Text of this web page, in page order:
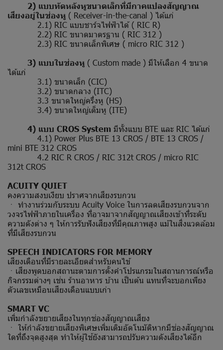
2) แบบทัดหลังหูขนาดเล็กที่มีกาคแปลงสัญญาณ
เสียงอยู่ในช่องหู ( Receiver-in-the-canal ) ได้แก่
2.1) RIC แบบชาร์จไฟฟ้าได้ ( RIC R)
2.2) RIC ขนาดมาตรฐาน ( RIC 312 )
2.3) RIC ขนาดเล็กพิเศษ ( micro RIC 312 )
3) แบบในช่องหู ( Custom made ) มีให้เลือก 4 ขนาด
ได้แก่
3.1) ขนาดเล็ก (CIC)
3.2) ขนาดกลาง (ITC)
3.3 ขนาดใหญ่ครึ่งหู (HS)
3.4) ขนาดใหญ่เต็มหู (ITE)
4) แบบ CROS System มีทั้งแบบ BTE และ RIC ได้แก่
4.1) Power Plus BTE 13 CROS / BTE 13 CROS /
mini BTE 312 CROS
4.2 RIC R CROS / RIC 312t CROS / micro RIC
312t CROS
ACUITY QUIET
คงความสงบเงียบ ปราศจากเสียงรบกวน
ㆍ ทำงานร่วมกับระบบ Acuity Voice ในการลดเสียงรบกวนจาก
วงจรไฟฟ้าภายในเครื่อง ที่อาจมาจากสัญญาณเสียงเข้าที่ระดับ
ความดังต่าง ๆ ให้การรับฟังเสียงที่มีคุณภาพสูง แม้ในสิ่งแวดล้อม
ที่มีเสียงรบกวน
SPEECH INDICATORS FOR MEMORY
เสียงเตือนที่มีรายละเอียดสำหรับคนไข้
ㆍเสียงพูดบอกสถานะตามการตั้งคำโปรแกรมในสถานการณ์หรือ
กิจกรรมต่างๆ เช่น ร้านอาหาร บ้าน เป็นต้น แทนที่จะบอกเพียง
ตัวเลขเหมือนเสียงเดือนแบบเก่า
SMART VC
เพิ่มกำลังขยายเสียงในทุกช่องสัญญาณเสียง
ㆍ ให้กำลังขยายเสียงพิเศษเพิ่มเติมอัดโนมัติหากมีช่องสัญญาณ
ใดที่ถึงจุดสูงสุด ทำให้ผู้ใช้ยังสามารถปรับความดังเสียงได้อีก